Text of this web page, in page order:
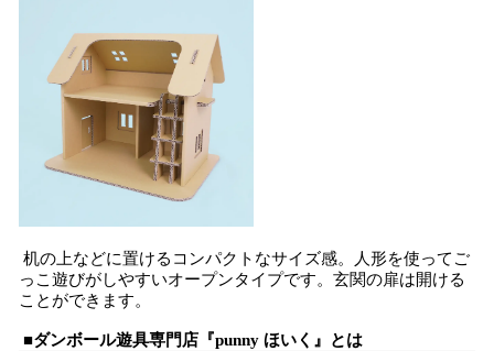
机の上などに置けるコンパクトなサイズ感。人形を使ってご
っこ遊びがしやすいオープンタイプです。玄関の扉は開ける
ことができます。
■ダンボール遊具専門店『punny ほいく』とは